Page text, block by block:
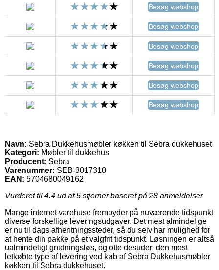
Besøg webshop
Besøg webshop
Besøg webshop
Besøg webshop
Besøg webshop
Besøg webshop
Navn: Sebra Dukkehusmøbler køkken til Sebra dukkehuset
Kategori: Møbler til dukkehus
Producent: Sebra
Varenummer: SEB-3017310
EAN: 5704680049162
Vurderet til 4.4 ud af 5 stjerner baseret på 28 anmeldelser
Mange internet varehuse frembyder på nuværende tidspunkt
diverse forskellige leveringsudgaver. Det mest almindelige
er nu til dags afhentningssteder, så du selv har mulighed for
at hente din pakke på et valgfrit tidspunkt. Løsningen er altså
ualmindeligt gnidningsløs, og ofte desuden den mest
letkøbte type af levering ved køb af Sebra Dukkehusmøbler
køkken til Sebra dukkehuset.